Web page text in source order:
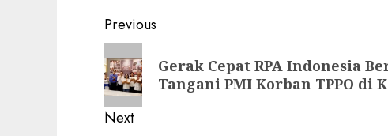
Post
navigation
Previous
Previous
post:
Gerak Cepat RPA Indonesia
Tangani PMI Korban TPPO di
Next